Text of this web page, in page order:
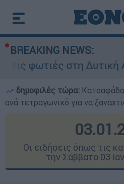
BREAKING NEWS:
Αττική - Οι
δημοφιλές τώρα:
ανά τετραγωνικό για να
Οι ειδήσεις όπως τις
την Σάββατο 03